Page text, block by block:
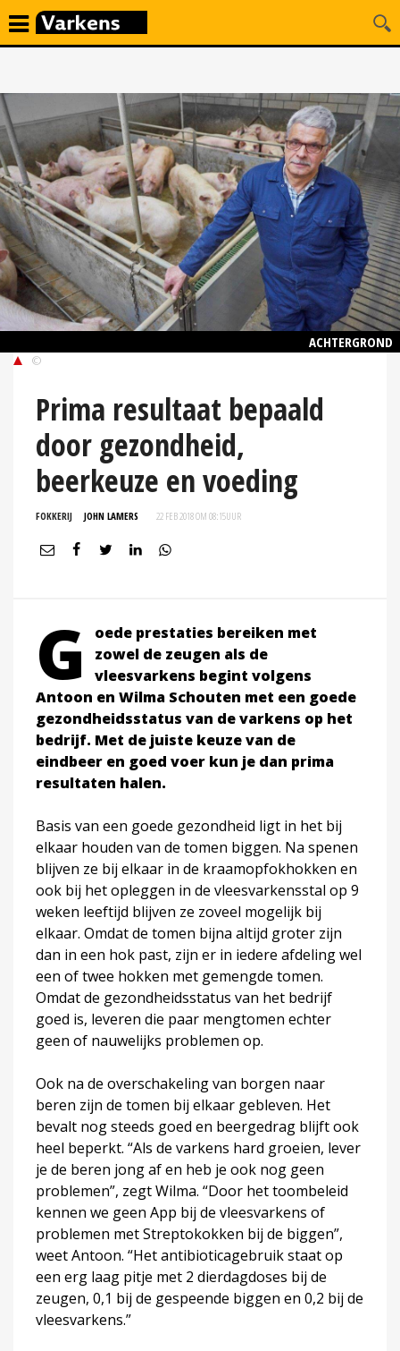
ACHTERGROND
©
Prima resultaat bepaald
door gezondheid,
beerkeuze en voeding
FOKKERIJ JOHN LAMERS 22 FEB 2018 OM 08:15UUR
G
oede prestaties bereiken met
zowel de zeugen als de
vleesvarkens begint volgens
Antoon en Wilma Schouten met een goede
gezondheidsstatus van de varkens op het
bedrijf. Met de juiste keuze van de
eindbeer en goed voer kun je dan prima
resultaten halen.
Basis van een goede gezondheid ligt in het bij
elkaar houden van de tomen biggen. Na spenen
blijven ze bij elkaar in de kraamopfokhokken en
ook bij het opleggen in de vleesvarkensstal op 9
weken leeftijd blijven ze zoveel mogelijk bij
elkaar. Omdat de tomen bijna altijd groter zijn
dan in een hok past, zijn er in iedere afdeling wel
een of twee hokken met gemengde tomen.
Omdat de gezondheidsstatus van het bedrijf
goed is, leveren die paar mengtomen echter
geen of nauwelijks problemen op.
Ook na de overschakeling van borgen naar
beren zijn de tomen bij elkaar gebleven. Het
bevalt nog steeds goed en beergedrag blijft ook
heel beperkt. “Als de varkens hard groeien, lever
je de beren jong af en heb je ook nog geen
problemen”, zegt Wilma. “Door het toombeleid
kennen we geen App bij de vleesvarkens of
problemen met Streptokokken bij de biggen”,
weet Antoon. “Het antibioticagebruik staat op
een erg laag pitje met 2 dierdagdoses bij de
zeugen, 0,1 bij de gespeende biggen en 0,2 bij de
vleesvarkens.”